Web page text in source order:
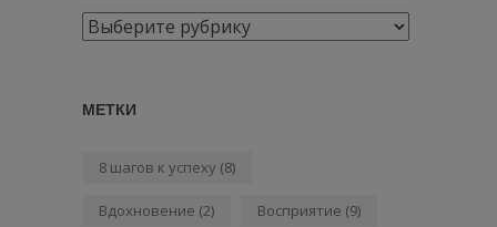
Рубрики
МЕТКИ
8 шагов к успеху (8)
Вдохновение (2) Восприятие (9)